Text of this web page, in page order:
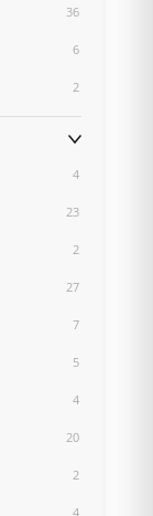
36
6
2
4
23
2
27
7
5
4
20
2
4